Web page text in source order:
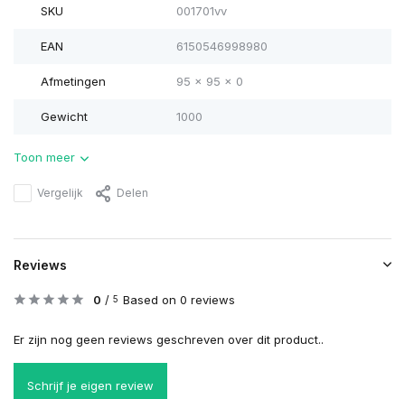
SKU 001701vv
EAN 6150546998980
Afmetingen 95 x 95 x 0
Gewicht 1000
Toon meer
Vergelijk Delen
Reviews
0 / 5 Based on 0 reviews
Er zijn nog geen reviews geschreven over dit product..
Schrijf je eigen review